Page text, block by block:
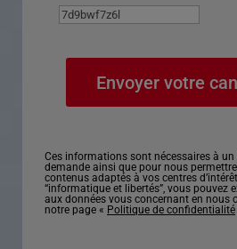
Ces informations sont nécessaires à
demande ainsi que pour nous
contenus adaptés à vos centres
“informatique et libertés”, vous pouvez
aux données vous concernant en nous
notre page « Politique de confidentialité